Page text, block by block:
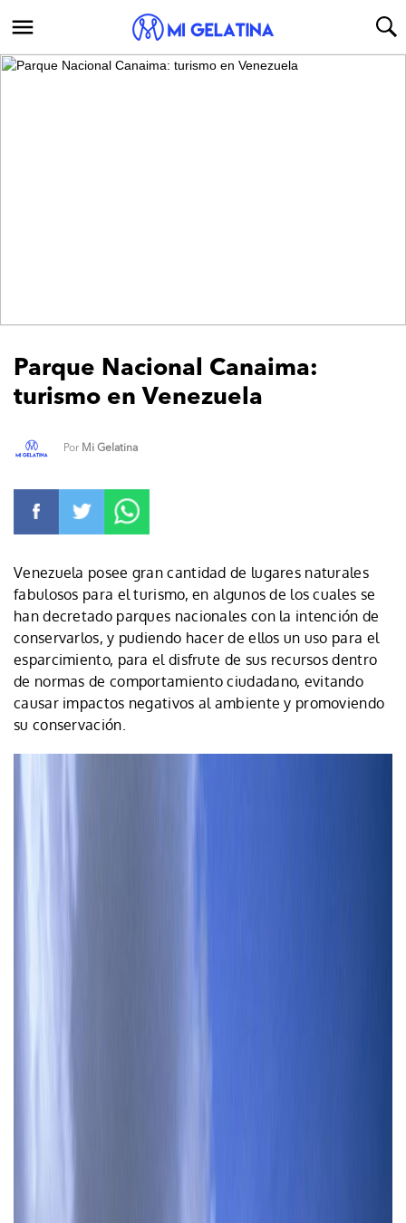
Parque Nacional Canaima:
turismo en Venezuela
Por Mi Gelatina
Venezuela posee gran cantidad de lugares naturales
fabulosos para el turismo, en algunos de los cuales se
han decretado parques nacionales con la intención de
conservarlos, y pudiendo hacer de ellos un uso para el
esparcimiento, para el disfrute de sus recursos dentro
de normas de comportamiento ciudadano, evitando
causar impactos negativos al ambiente y promoviendo
su conservación.